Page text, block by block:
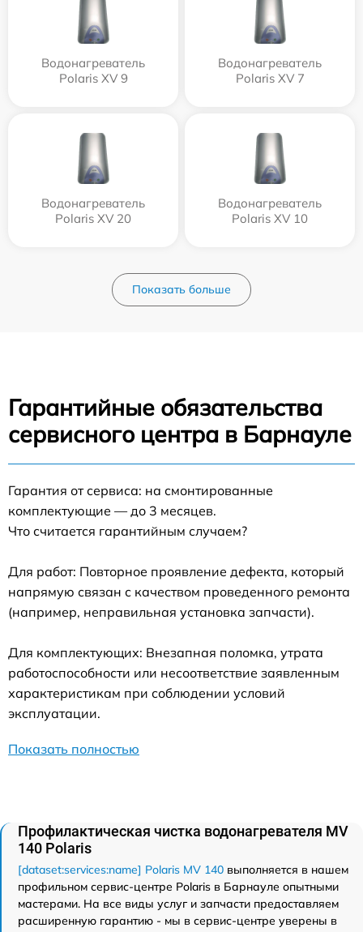
Водонагреватель
Polaris XV 9
Водонагреватель
Polaris XV 7
Водонагреватель
Polaris XV 20
Водонагреватель
Polaris XV 10
Показать больше
Гарантийные обязательства
сервисного центра в Барнауле
Гарантия от сервиса: на смонтированные
комплектующие — до 3 месяцев.
Что считается гарантийным случаем?
Для работ: Повторное проявление дефекта, который
напрямую связан с качеством проведенного ремонта
(например, неправильная установка запчасти).
Для комплектующих: Внезапная поломка, утрата
работоспособности или несоответствие заявленным
характеристикам при соблюдении условий
эксплуатации.
Показать полностью
Профилактическая чистка водонагревателя MV
140 Polaris
[dataset:services:name] Polaris MV 140 выполняется в нашем
профильном сервис-центре Polaris в Барнауле опытными
мастерами. На все виды услуг и запчасти предоставляем
расширенную гарантию - мы в сервис-центре уверены в